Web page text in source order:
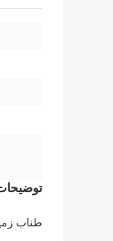
طناب زمین بازی ترکیبی 6